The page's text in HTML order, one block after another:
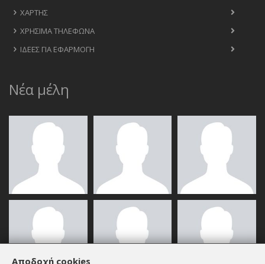
ΧΆΡΤΗΣ
ΧΡΉΣΙΜΑ ΤΗΛΈΦΩΝΑ
ΙΔΈΕΣ ΓΙΑ ΕΦΑΡΜΟΓΉ
Νέα μέλη
Αποδοχή cookies